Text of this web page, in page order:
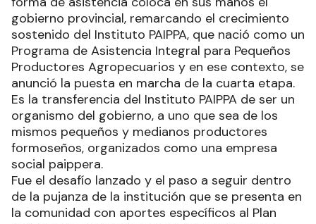
gobierno provincial, remarcando el crecimiento
sostenido del Instituto PAIPPA, que nació como un
Programa de Asistencia Integral para Pequeños
Productores Agropecuarios y en ese contexto, se
anunció la puesta en marcha de la cuarta etapa.
Es la transferencia del Instituto PAIPPA de ser un
organismo del gobierno, a uno que sea de los
mismos pequeños y medianos productores
formoseños, organizados como una empresa
social paippera.
Fue el desafío lanzado y el paso a seguir dentro
de la pujanza de la institución que se presenta en
la comunidad con aportes específicos al Plan